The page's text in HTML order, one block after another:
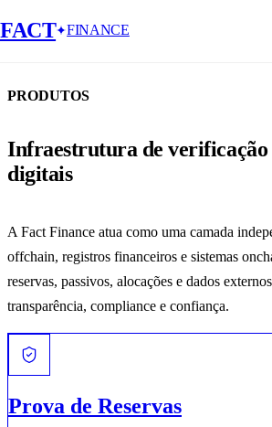
FACT FINANCE
PRODUTOS
Infraestrutura de verificação
digitais
A Fact Finance atua como uma camada
offchain, registros financeiros e sistemas
reservas, passivos, alocações e dados
transparência, compliance e confiança.
Prova de Reservas